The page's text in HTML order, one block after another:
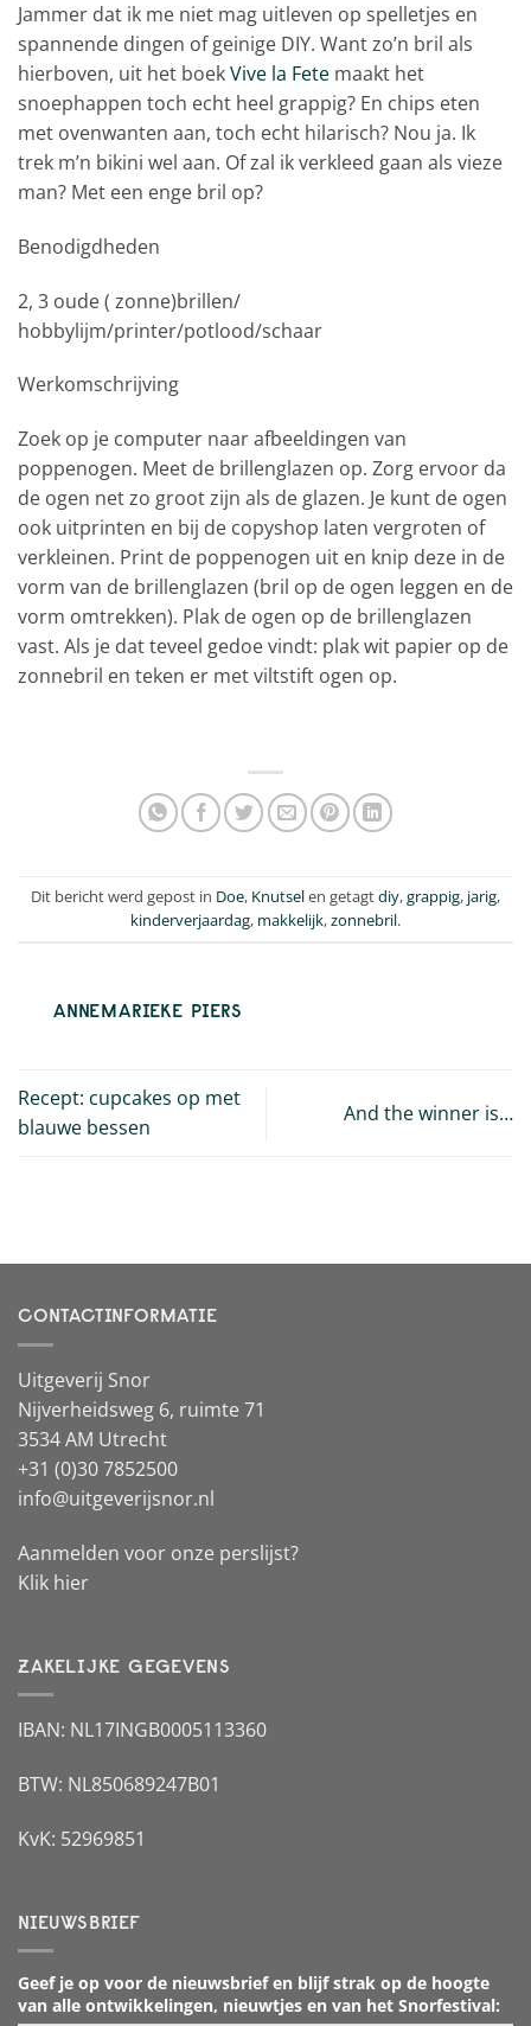
Jammer dat ik me niet mag uitleven op spelletjes en
spannende dingen of geinige DIY. Want zo’n bril als
hierboven, uit het boekVive la Fete maakt het
snoephappen toch echt heel grappig? En chips eten
met ovenwanten aan, toch echt hilarisch? Nou ja. Ik
trek m’n bikini wel aan. Of zal ik verkleed gaan als vieze
man? Met een enge bril op?
Benodigdheden
2, 3 oude ( zonne)brillen/
hobbylijm/printer/potlood/schaar
Werkomschrijving
Zoek op je computer naar afbeeldingen van
poppenogen. Meet de brillenglazen op. Zorg ervoor da
de ogen net zo groot zijn als de glazen. Je kunt de ogen
ook uitprinten en bij de copyshop laten vergroten of
verkleinen. Print de poppenogen uit en knip deze in de
vorm van de brillenglazen (bril op de ogen leggen en de
vorm omtrekken). Plak de ogen op de brillenglazen
vast. Als je dat teveel gedoe vindt: plak wit papier op de
zonnebril en teken er met viltstift ogen op.
Dit bericht werd gepost in Doe, Knutselen getagtdiy,grappig, jarig,
kinderverjaardag, makkelijk,zonnebril.
ANNEMARIEKE PIERS
Recept: cupcakes op met
blauwe bessen
And the winner is…
CONTACTINFORMATIE
Uitgeverij Snor
Nijverheidsweg 6, ruimte 71
3534 AM Utrecht
+31 (0)30 7852500
info@uitgeverijsnor.nl
Aanmelden voor onze perslijst?
Klik hier
ZAKELIJKE GEGEVENS
IBAN: NL17INGB0005113360
BTW: NL850689247B01
KvK: 52969851
NIEUWSBRIEF
Geef je op voor de nieuwsbrief en blijf strak op de hoogte
van alle ontwikkelingen, nieuwtjes en van het Snorfestival: